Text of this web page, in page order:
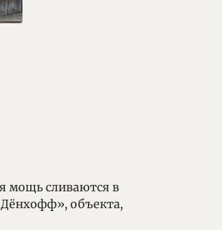
мощь сливаются в
объекта,